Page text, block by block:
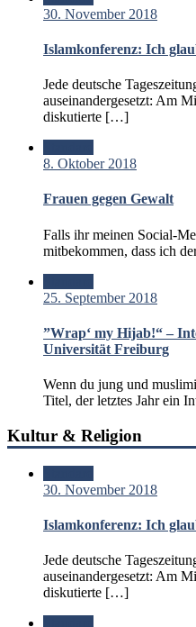
30. November 2018
Islamkonferenz: Ich
Jede deutsche
auseinandergesetzt: Am
diskutierte […]
8. Oktober 2018
Frauen gegen Gewalt
Falls ihr meinen Social-
mitbekommen, dass ich
25. September 2018
”Wrap‘ my Hijab!“ –
Universität Freiburg
Wenn du jung und
Titel, der letztes Jahr ein
Kultur & Religion
30. November 2018
Islamkonferenz: Ich
Jede deutsche
auseinandergesetzt: Am
diskutierte […]